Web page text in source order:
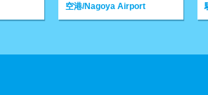
駅/Nagoya Station